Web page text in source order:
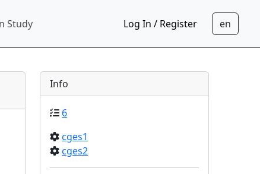
Study Log In / Register
Info
6
cges1
cges2